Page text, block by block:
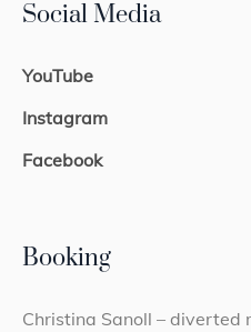
Social Media
YouTube
Instagram
Facebook
Booking
Christina Sanoll – diverted